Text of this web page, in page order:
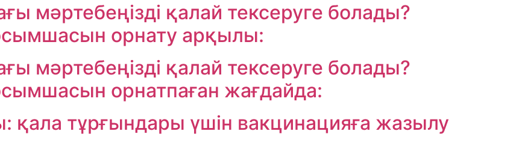
мәртебеңізді қалай тексеруге болады?
орнату арқылы:
мәртебеңізді қалай тексеруге болады?
орнатпаған жағдайда:
қала тұрғындары үшін вакцинацияға жазылу